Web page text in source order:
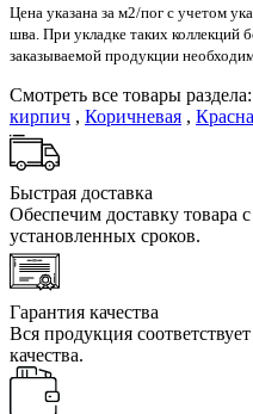
Цена указана за м2/пог с учетом
шва. При укладке таких
заказываемой продукции
Смотреть все товары раздела:
кирпич , Коричневая ,
Быстрая доставка
Обеспечим доставку товара
установленных сроков.
Гарантия качества
Вся продукция
качества.